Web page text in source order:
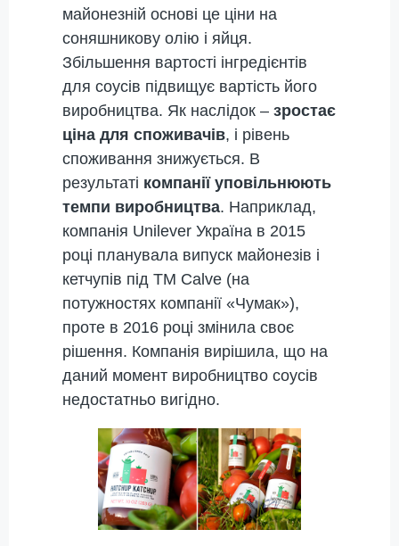
майонезній основі це ціни на
соняшникову олію і яйця.
Збільшення вартості інгредієнтів
для соусів підвищує вартість його
виробництва. Як наслідок – зростає
ціна для споживачів, і рівень
споживання знижується. В
результаті компанії уповільнюють
темпи виробництва. Наприклад,
компанія Unilever Україна в 2015
році планувала випуск майонезів і
кетчупів під ТМ Calve (на
потужностях компанії «Чумак»),
проте в 2016 році змінила своє
рішення. Компанія вирішила, що на
даний момент виробництво соусів
недостатньо вигідно.